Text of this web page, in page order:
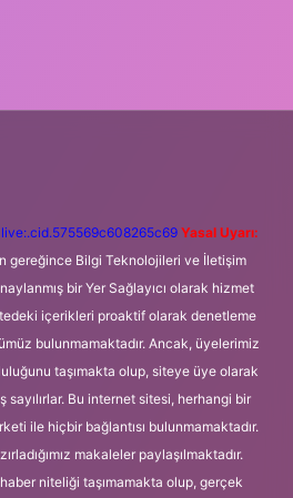
Yasal Uyarı:
gereğince Bilgi Teknolojileri ve İletişim
bir Yer Sağlayıcı olarak hizmet
içerikleri proaktif olarak denetleme
bulunmamaktadır. Ancak, üyelerimiz
taşımakta olup, siteye üye olarak
sayılırlar. Bu internet sitesi, herhangi bir
ile hiçbir bağlantısı bulunmamaktadır.
makaleler paylaşılmaktadır.
niteliği taşımamakta olup, gerçek